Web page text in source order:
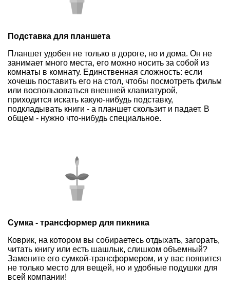
Подставка для планшета
Планшет удобен не только в дороге, но и дома. Он не
занимает много места, его можно носить за собой из
комнаты в комнату. Единственная сложность: если
хочешь поставить его на стол, чтобы посмотреть фильм
или воспользоваться внешней клавиатурой,
приходится искать какую-нибудь подставку,
подкладывать книги - а планшет скользит и падает. В
общем - нужно что-нибудь специальное.
Сумка - трансформер для пикника
Коврик, на котором вы собираетесь отдыхать, загорать,
читать книгу или есть шашлык, слишком объемный?
Замените его сумкой-трансформером, и у вас появится
не только место для вещей, но и удобные подушки для
всей компании!